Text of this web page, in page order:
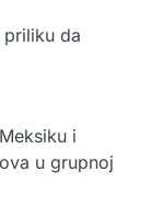
da
i
u grupnoj